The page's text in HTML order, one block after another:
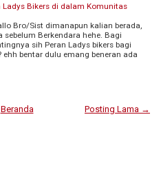
Ladys Bikers di dalam Komunitas
Bro/Sist dimanapun kalian berada,
sebelum Berkendara hehe. Bagi
sih Peran Ladys bikers bagi
bentar dulu emang beneran ada
Posting Lama →
Beranda